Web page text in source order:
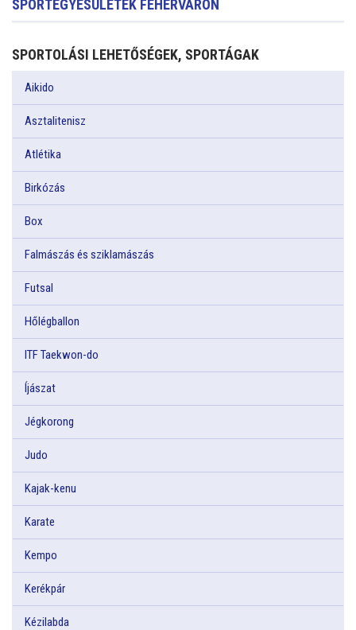
SPORTEGYESÜLETEK FEHÉRVÁRON
SPORTOLÁSI LEHETŐSÉGEK, SPORTÁGAK
Aikido
Asztalitenisz
Atlétika
Birkózás
Box
Falmászás és sziklamászás
Futsal
Hőlégballon
ITF Taekwon-do
Íjászat
Jégkorong
Judo
Kajak-kenu
Karate
Kempo
Kerékpár
Kézilabda